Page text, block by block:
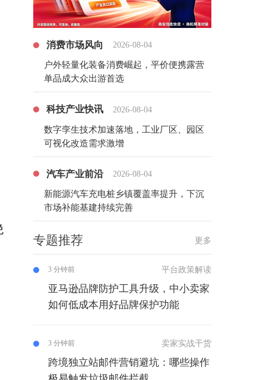
消费市场风向 2026-08-04
户外轻量化装备消费崛起，平价便携露营
单品成大众出游首选
科技产业快讯 2026-08-04
数字孪生技术加速落地，工业厂区、园区
可视化改造需求激增
汽车产业前沿 2026-08-04
新能源汽车充电桩乡镇覆盖率提升，下沉
市场补能基建持续完善
专题推荐 更多
3 分钟前 平台政策解读
亚马逊品牌防护工具升级，中小卖家
如何低成本用好品牌保护功能
3 分钟前 卖家实战干货
跨境独立站邮件营销避坑：哪些操作